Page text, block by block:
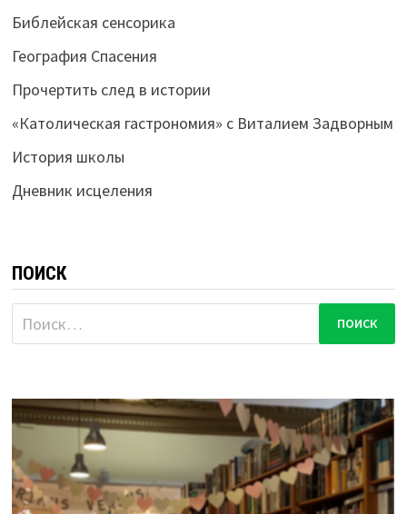
Библейская сенсорика
География Спасения
Прочертить след в истории
«Католическая гастрономия» с Виталием Задворным
История школы
Дневник исцеления
ПОИСК
Найти: